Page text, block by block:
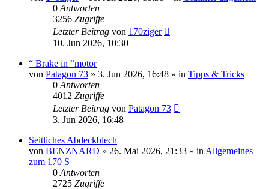
0 Antworten
3256 Zugriffe
Letzter Beitrag von 170ziger
10. Jun 2026, 10:30
“ Brake in “motor
von Patagon 73 » 3. Jun 2026, 16:48 » in Tipps & Tricks
0 Antworten
4012 Zugriffe
Letzter Beitrag von Patagon 73
3. Jun 2026, 16:48
Seitliches Abdeckblech
von BENZNARD » 26. Mai 2026, 21:33 » in Allgemeines
zum 170 S
0 Antworten
2725 Zugriffe